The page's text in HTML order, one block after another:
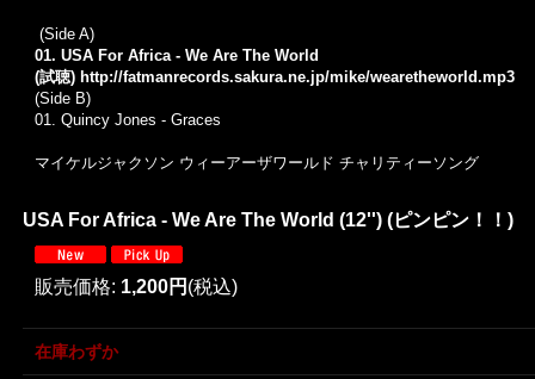
(Side A)
01. USA For Africa - We Are The World
(試聴) http://fatmanrecords.sakura.ne.jp/mike/wearetheworld.mp3
(Side B)
01. Quincy Jones - Graces
マイケルジャクソン ウィーアーザワールド チャリティーソング
USA For Africa - We Are The World (12'') (ピンピン！！)
販売価格: 1,200円 (税込)
在庫わずか